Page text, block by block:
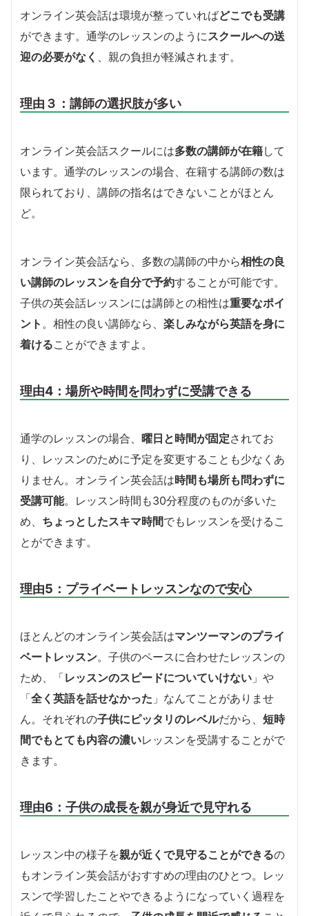
オンライン英会話は環境が整っていればどこでも受講
ができます。通学のレッスンのように スクールへの送
迎の必要がなく
、親の負担が軽減されます。
理由３：講師の選択肢が多い
オンライン英会話スクールには多数の講師が在籍して
います。通学のレッスンの場合、在籍する講師の数は
限られており、講師の指名はできないことがほとん
ど。
オンライン英会話なら、多数の講師の中から相性の良
い講師のレッスンを自分で予約することが可能です。
子供の英会話レッスンには講師との相性は重要なポイ
ント 。相性の良い講師なら、 楽しみながら英語を身に
着けることができますよ。
理由4：場所や時間を問わずに受講できる
通学のレッスンの場合、 曜日と時間が固定されてお
り、レッスンのために予定を変更することも少なくあ
りません。オンライン英会話は時間も場所も問わずに
受講可能。レッスン時間も30分程度のものが多いた
め、 ちょっとしたスキマ時間でもレッスンを受けるこ
とができます。
理由5：プライベートレッスンなので安心
ほとんどのオンライン英会話はマンツーマンのプライ
ベートレッスン。子供のペースに合わせたレッスンの
ため、「レッスンのスピードについていけない 」や
「全く英語を話せなかった 」なんてことがありませ
ん。それぞれの子供にピッタリのレベルだから、 短時
間でもとても内容の濃いレッスンを受講することがで
きます。
理由6：子供の成長を親が身近で見守れる
レッスン中の様子を親が近くで見守ることができるの
もオンライン英会話がおすすめの理由のひとつ。レッ
スンで学習したことやできるようになっていく過程を